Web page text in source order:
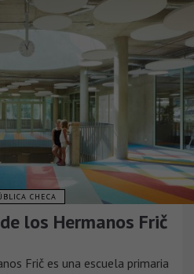
CHECA
los Hermanos Frič
Frič es una escuela primaria